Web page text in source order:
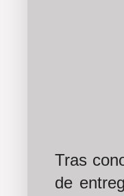
Tras
de